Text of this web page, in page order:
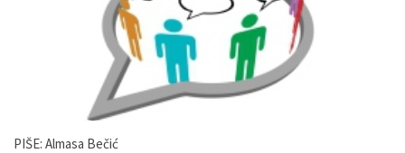
PIŠE: Almasa Bečić